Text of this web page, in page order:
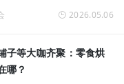
共答健康烘焙终极命题
2026.05.06
子等大咖齐聚：零食烘
哪？